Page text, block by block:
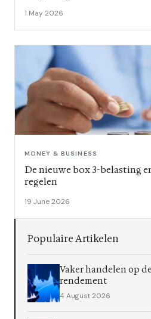
1 May 2026
MONEY & BUSINESS
De nieuwe box 3-belasting
regelen
19 June 2026
Populaire Artikelen
Vaker handelen op
rendement
4 August 2026